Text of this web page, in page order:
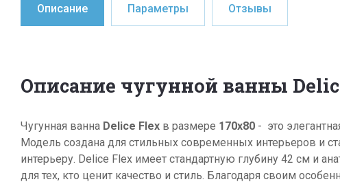
Описание Параметры Отзывы
Описание чугунной ванны
Чугунная ванна Delice Flex в размере 170х80 - это
Модель создана для стильных современных интерьеров и
интерьеру. Delice Flex имеет стандартную глубину 42 см и
для тех, кто ценит качество и стиль. Благодаря своим